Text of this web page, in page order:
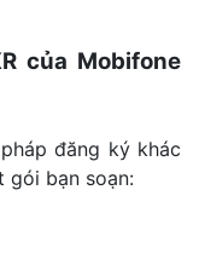
của Mobifone
đăng ký khác
gói bạn soạn: